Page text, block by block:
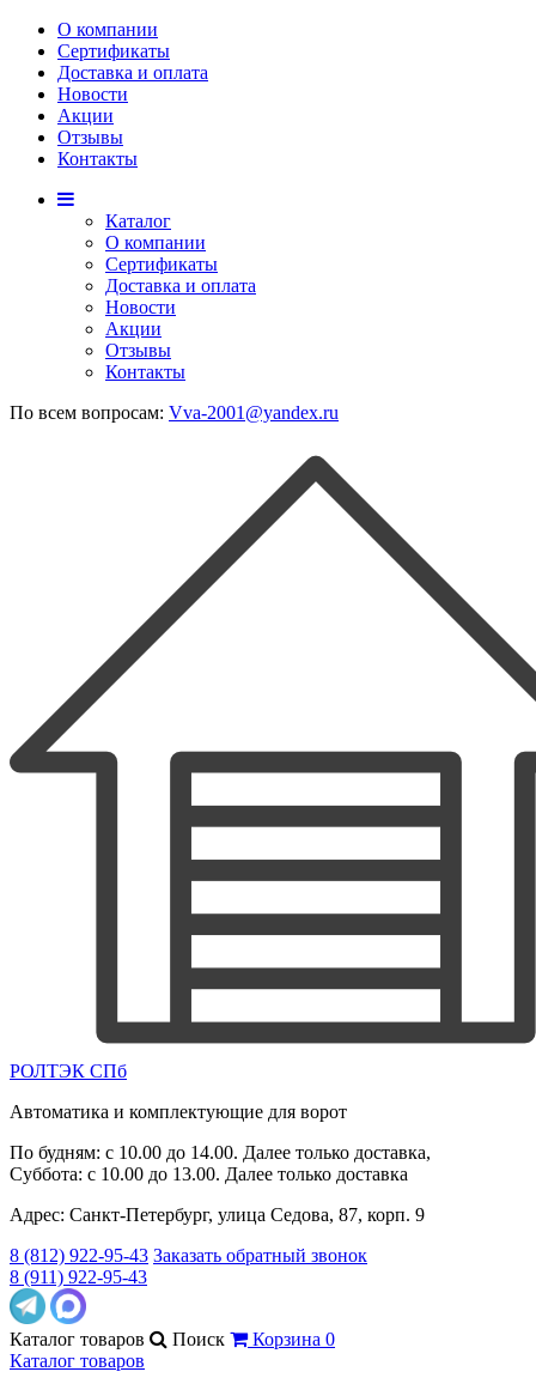
О компании
Сертификаты
Доставка и оплата
Новости
Акции
Отзывы
Контакты
Каталог
О компании
Сертификаты
Доставка и оплата
Новости
Акции
Отзывы
Контакты
По всем вопросам: Vva-2001@yandex.ru
РОЛТЭК СПб
Автоматика и комплектующие для ворот
По будням: с 10.00 до 14.00. Далее только доставка,
Суббота: с 10.00 до 13.00. Далее только доставка
Адрес: Санкт-Петербург, улица Седова, 87, корп. 9
8 (812) 922-95-43 Заказать обратный звонок
8 (911) 922-95-43
Каталог товаров Поиск Корзина 0
Каталог товаров